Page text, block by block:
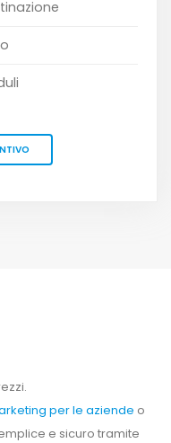
per le aziende o
e sicuro tramite